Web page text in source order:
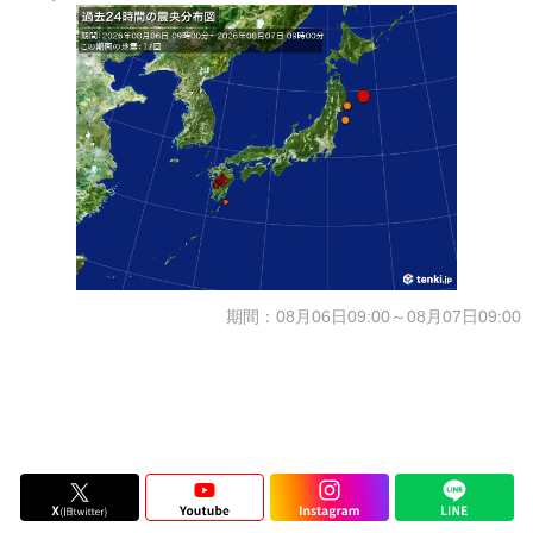
期間：08月06日09:00～08月07日09:00